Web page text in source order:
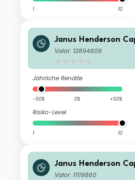
1 10
Janus Henderson
Global Technology
Valor: 12894609
Jährliche Rendite
-50% 0% +50%
Risiko-Level
1 10
Janus Henderson
Global Technology
Valor: 11119860